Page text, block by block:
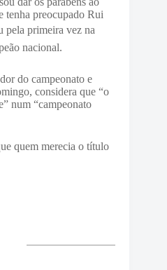
tenha preocupado Rui
pela primeira vez na
nacional.
do campeonato e
considera que “o
num “campeonato
quem merecia o título